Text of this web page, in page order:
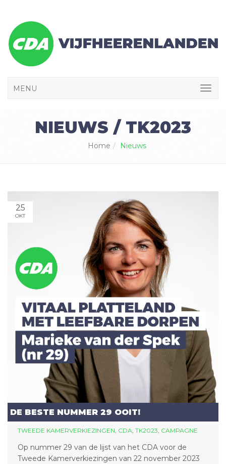
MENU
NIEUWS / TK2023
Home Nieuws
25
OKT
DE BESTE NUMMER 29 OOIT!
TWEEDE KAMERVERKIEZINGEN CDA TK2023 CAMPAGNE
Op nummer 29 van de lijst van het CDA voor de
Tweede Kamerverkiezingen van 22 november 2023